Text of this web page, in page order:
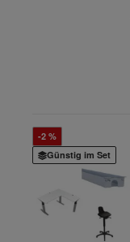
Günstig im Set
-2 %